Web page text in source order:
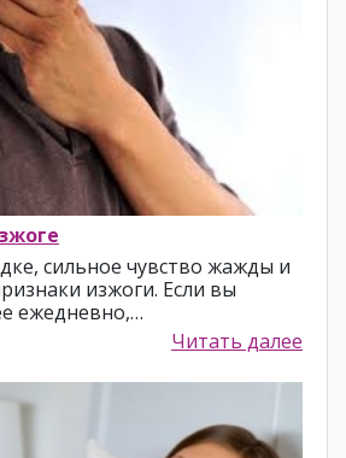
сильное чувство жажды и
изжоги. Если вы
ежедневно,…
Читать далее